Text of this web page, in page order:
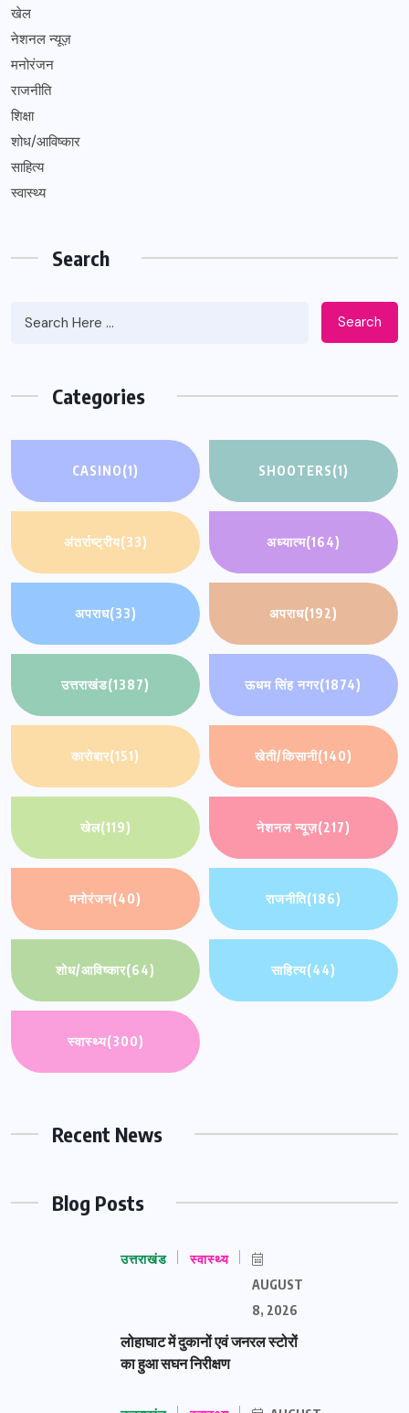
खेल
नेशनल न्यूज़
मनोरंजन
राजनीति
शिक्षा
शोध/आविष्कार
साहित्य
स्वास्थ्य
Search
Search
Categories
CASINO(1) SHOOTERS(1)
अंतर्राष्ट्रीय(33) अध्यात्म(164)
अपराध(33) अपराध(192)
उत्तराखंड(1387) ऊधम सिंह नगर(1874)
कारोबार(151) खेती/किसानी(140)
खेल(119) नेशनल न्यूज़(217)
मनोरंजन(40) राजनीति(186)
शोध/आविष्कार(64) साहित्य(44)
स्वास्थ्य(300)
Recent News
Blog Posts
उत्तराखंड स्वास्थ्य
AUGUST
8, 2026
लोहाघाट में दुकानों एवं जनरल स्टोरों
का हुआ सघन निरीक्षण